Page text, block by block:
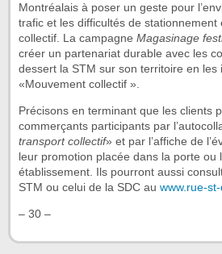
Montréalais à poser un geste pour
trafic et les difficultés de
collectif. La campagne Magasinage
créer un partenariat durable avec les
dessert la STM sur son territoire en les
«Mouvement collectif ».
Précisons en terminant que les clients
commerçants participants par
transport collectif» et par l’affiche de
leur promotion placée dans la porte ou
établissement. Ils pourront aussi
STM ou celui de la SDC au www.rue-
– 30 –